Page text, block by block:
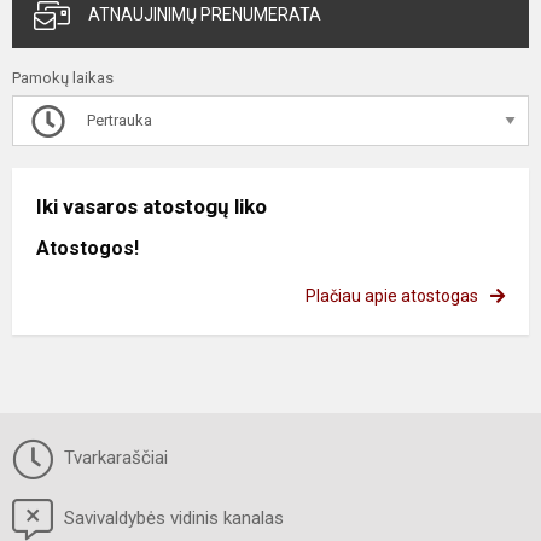
ATNAUJINIMŲ PRENUMERATA
Pamokų laikas
Pertrauka
Iki vasaros atostogų liko
Atostogos!
Plačiau apie atostogas
Tvarkaraščiai
Savivaldybės vidinis kanalas